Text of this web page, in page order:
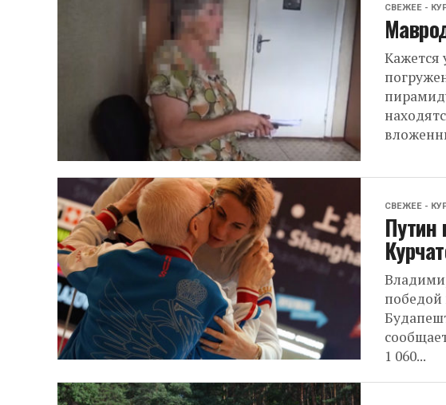
СВЕЖЕЕ -
Кажется
СВЕЖЕЕ -
Путин
1 060...